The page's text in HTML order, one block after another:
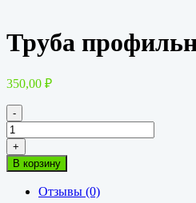
Труба
350,00 ₽
-
Количество
товара
Труба
профильная
40х40х1,5мм
+
В корзину
Отзывы (0)